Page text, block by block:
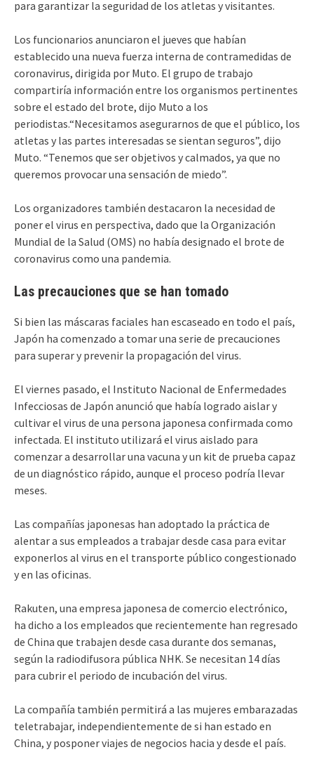
para garantizar la seguridad de los atletas y visitantes.
Los funcionarios anunciaron el jueves que habían
establecido una nueva fuerza interna de contramedidas de
coronavirus, dirigida por Muto. El grupo de trabajo
compartiría información entre los organismos pertinentes
sobre el estado del brote, dijo Muto a los
periodistas.“Necesitamos asegurarnos de que el público, los
atletas y las partes interesadas se sientan seguros”, dijo
Muto. “Tenemos que ser objetivos y calmados, ya que no
queremos provocar una sensación de miedo”.
Los organizadores también destacaron la necesidad de
poner el virus en perspectiva, dado que la Organización
Mundial de la Salud (OMS) no había designado el brote de
coronavirus como una pandemia.
Las precauciones que se han tomado
Si bien las máscaras faciales han escaseado en todo el país,
Japón ha comenzado a tomar una serie de precauciones
para superar y prevenir la propagación del virus.
El viernes pasado, el Instituto Nacional de Enfermedades
Infecciosas de Japón anunció que había logrado aislar y
cultivar el virus de una persona japonesa confirmada como
infectada. El instituto utilizará el virus aislado para
comenzar a desarrollar una vacuna y un kit de prueba capaz
de un diagnóstico rápido, aunque el proceso podría llevar
meses.
Las compañías japonesas han adoptado la práctica de
alentar a sus empleados a trabajar desde casa para evitar
exponerlos al virus en el transporte público congestionado
y en las oficinas.
Rakuten, una empresa japonesa de comercio electrónico,
ha dicho a los empleados que recientemente han regresado
de China que trabajen desde casa durante dos semanas,
según la radiodifusora pública NHK. Se necesitan 14 días
para cubrir el periodo de incubación del virus.
La compañía también permitirá a las mujeres embarazadas
teletrabajar, independientemente de si han estado en
China, y posponer viajes de negocios hacia y desde el país.